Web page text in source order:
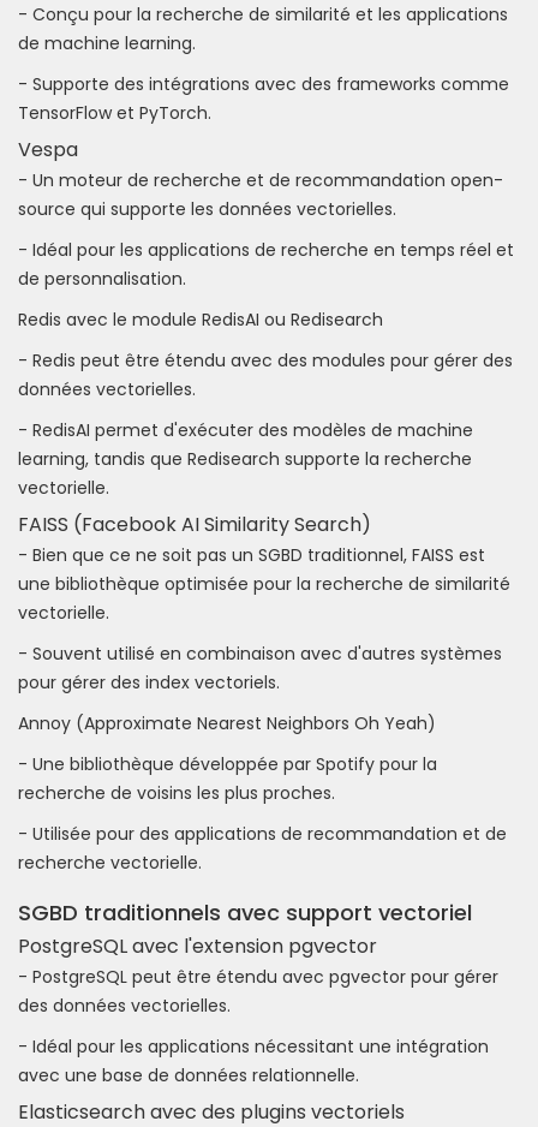
- Conçu pour la recherche de similarité et les applications
de machine learning.
- Supporte des intégrations avec des frameworks comme
TensorFlow et PyTorch.
Vespa
- Un moteur de recherche et de recommandation open-
source qui supporte les données vectorielles.
- Idéal pour les applications de recherche en temps réel et
de personnalisation.
Redis avec le module RedisAI ou Redisearch
- Redis peut être étendu avec des modules pour gérer des
données vectorielles.
- RedisAI permet d'exécuter des modèles de machine
learning, tandis que Redisearch supporte la recherche
vectorielle.
FAISS (Facebook AI Similarity Search)
- Bien que ce ne soit pas un SGBD traditionnel, FAISS est
une bibliothèque optimisée pour la recherche de similarité
vectorielle.
- Souvent utilisé en combinaison avec d'autres systèmes
pour gérer des index vectoriels.
Annoy (Approximate Nearest Neighbors Oh Yeah)
- Une bibliothèque développée par Spotify pour la
recherche de voisins les plus proches.
- Utilisée pour des applications de recommandation et de
recherche vectorielle.
SGBD traditionnels avec support vectoriel
PostgreSQL avec l'extension pgvector
- PostgreSQL peut être étendu avec pgvector pour gérer
des données vectorielles.
- Idéal pour les applications nécessitant une intégration
avec une base de données relationnelle.
Elasticsearch avec des plugins vectoriels